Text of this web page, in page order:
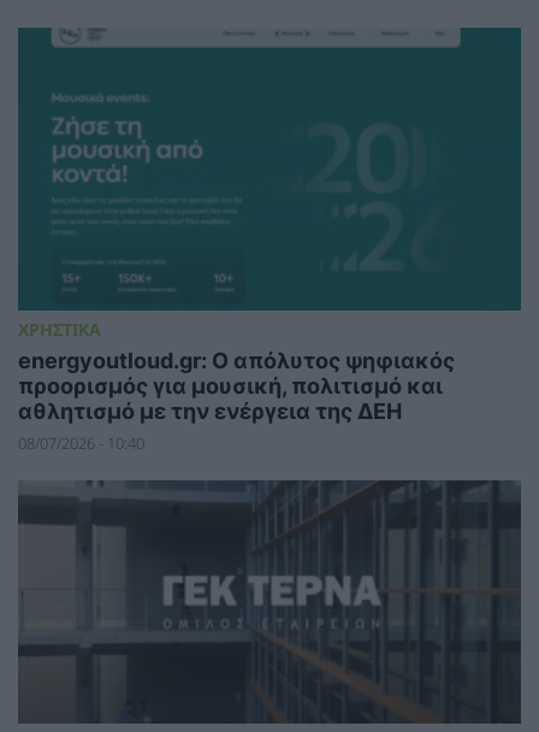
ΧΡΗΣΤΙΚΑ
energyoutloud.gr: Ο απόλυτος ψηφιακός
προορισμός για μουσική, πολιτισμό και
αθλητισμό με την ενέργεια της ΔΕΗ
08/07/2026 - 10:40